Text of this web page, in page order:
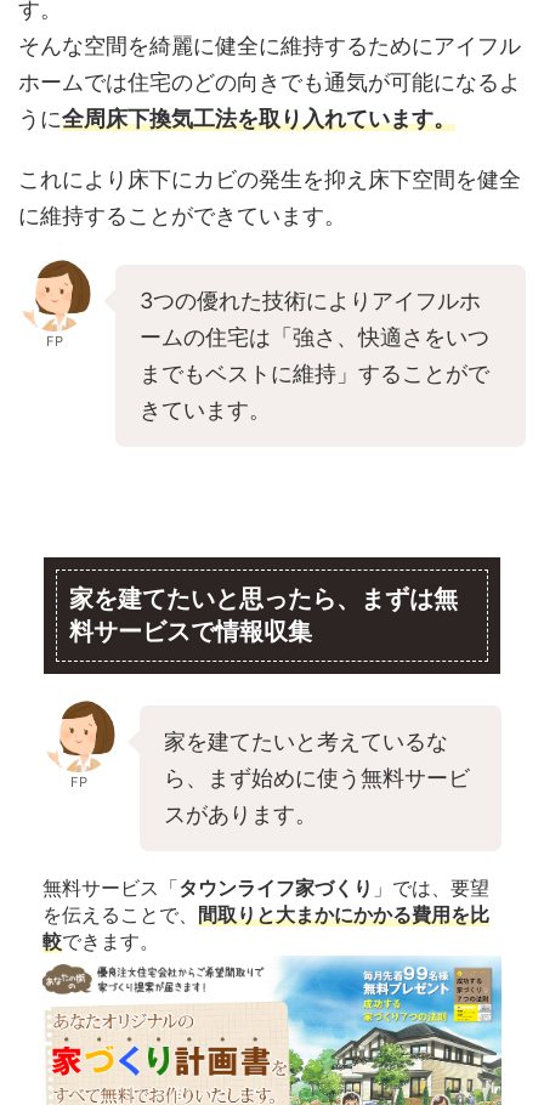
す。
そんな空間を綺麗に健全に維持するためにアイフル
ホームでは住宅のどの向きでも通気が可能になるよ
うに全周床下換気工法を取り入れています。
これにより床下にカビの発生を抑え床下空間を健全
に維持することができています。
FP
3つの優れた技術によりアイフルホ
ームの住宅は「強さ、快適さをいつ
までもベストに維持」することがで
きています。
家を建てたいと思ったら、まずは無
料サービスで情報収集
FP
家を建てたいと考えているな
ら、まず始めに使う無料サービ
スがあります。
無料サービス「タウンライフ家づくり 」では、要望
を伝えることで、 間取りと大まかにかかる費用を比
較できます。